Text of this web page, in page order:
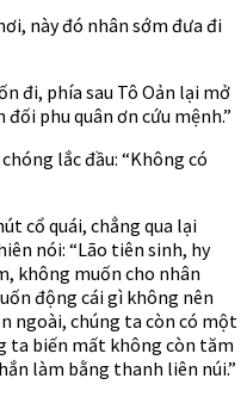
này đó nhân sớm đưa đi
đi, phía sau Tô Oản lại mở
phu quân ơn cứu mệnh.”
lắc đầu: “Không có
cổ quái, chẳng qua lại
nói: “Lão tiên sinh, hy
không muốn cho nhân
động cái gì không nên
ngoài, chúng ta còn có một
ta biến mất không còn tăm
làm bằng thanh liên núi.”